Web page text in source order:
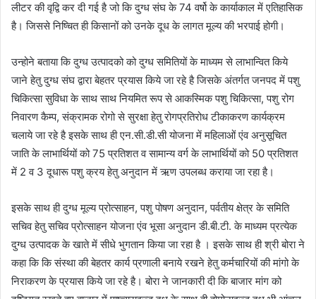
लीटर की वृद्वि कर दी गई है जो कि दुग्ध संघ के 74 वर्षो के कार्याकाल में एतिहासिक
है। जिससे निष्चित ही किसानों को उनके दूध के लागत मूल्य की भरपाई होगी।
उन्होने बताया कि दुग्ध उत्पादको को दुग्ध समितियों के माध्यम से लाभान्वित किये
जाने हेतु दुग्ध संघ द्वारा बेहतर प्रयास किये जा रहे है जिसके अंतर्गत जनपद में पशु
चिकित्सा सुविधा के साथ साथ नियमित रूप से आकस्मिक पशु चिकित्सा, पशु रोग
निवारण कैम्प, संक्रामक रोगो से सुरक्षा हेतु रोगप्रतिरोध टीकाकरण कार्यक्रम
चलाये जा रहे है इसके साथ ही एन.सी.डी.सी योजना में महिलाओं एंव अनुसूचित
जाति के लाभार्थियों को 75 प्रतिशत व सामान्य वर्ग के लाभार्थियों को 50 प्रतिशत
में 2 व 3 दूधारू पशु क्रय हेतु अनुदान में ऋण उपलब्ध कराया जा रहा है।
इसके साथ ही दुग्ध मूल्य प्रोत्साहन, पशु पोषण अनुदान, पर्वतीय क्षेत्र के समिति
सचिव हेतु सचिव प्रोत्साहन योजना एंव भूसा अनुदान डी.बी.टी. के माध्यम प्रत्येक
दुग्ध उत्पादक के खाते में सीधे भुगतान किया जा रहा है । इसके साथ ही श्री बोरा ने
कहा कि कि संस्था की बेहतर कार्य प्रणाली बनाये रखने हेतु कर्मचारियों की मांगो के
निराकरण के प्रयास किये जा रहे है। बोरा ने जानकारी दी कि बाजार मांग को